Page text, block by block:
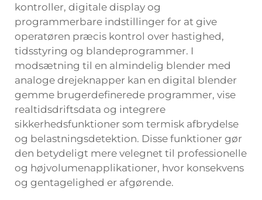
kontroller, digitale display og
programmerbare indstillinger for at give
operatøren præcis kontrol over hastighed,
tidsstyring og blandeprogrammer. I
modsætning til en almindelig blender med
analoge drejeknapper kan en digital blender
gemme brugerdefinerede programmer, vise
realtidsdriftsdata og integrere
sikkerhedsfunktioner som termisk afbrydelse
og belastningsdetektion. Disse funktioner gør
den betydeligt mere velegnet til professionelle
og højvolumenapplikationer, hvor konsekvens
og gentagelighed er afgørende.